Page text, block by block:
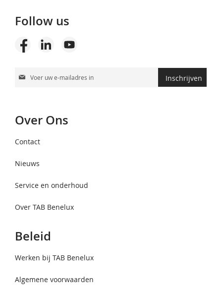
Follow us
Abonneer
nieuwsbrief
Inschrijven
Over Ons
Contact
Nieuws
Service en onderhoud
Over TAB Benelux
Beleid
Werken bij TAB Benelux
Algemene voorwaarden